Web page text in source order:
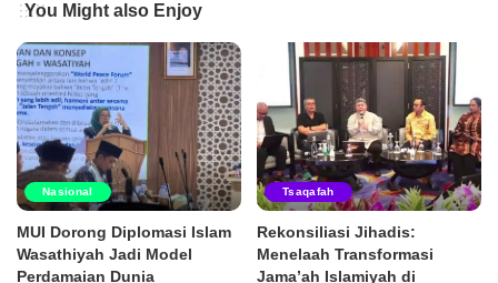
You Might also Enjoy
Nasional
MUI Dorong Diplomasi Islam
Wasathiyah Jadi Model
Perdamaian Dunia
Tsaqafah
Rekonsiliasi Jihadis:
Menelaah Transformasi
Jama’ah Islamiyah di